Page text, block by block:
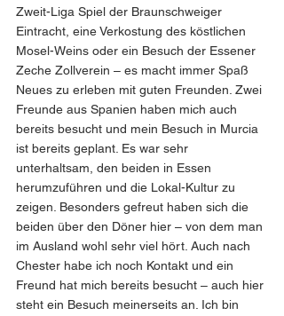
Zweit-Liga Spiel der Braunschweiger
Eintracht, eine Verkostung des köstlichen
Mosel-Weins oder ein Besuch der Essener
Zeche Zollverein – es macht immer Spaß
Neues zu erleben mit guten Freunden. Zwei
Freunde aus Spanien haben mich auch
bereits besucht und mein Besuch in Murcia
ist bereits geplant. Es war sehr
unterhaltsam, den beiden in Essen
herumzuführen und die Lokal-Kultur zu
zeigen. Besonders gefreut haben sich die
beiden über den Döner hier – von dem man
im Ausland wohl sehr viel hört. Auch nach
Chester habe ich noch Kontakt und ein
Freund hat mich bereits besucht – auch hier
steht ein Besuch meinerseits an. Ich bin